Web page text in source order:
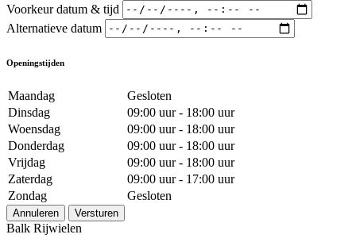
Voorkeur datum & tijd
Alternatieve datum
Openingstijden
Maandag
Gesloten
Dinsdag
09:00 uur - 18:00 uur
Woensdag
09:00 uur - 18:00 uur
Donderdag
09:00 uur - 18:00 uur
Vrijdag
09:00 uur - 18:00 uur
Zaterdag
09:00 uur - 17:00 uur
Zondag
Gesloten
Annuleren Versturen
Balk Rijwielen